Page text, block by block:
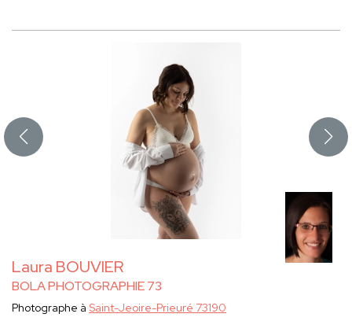
Laura BOUVIER
BOLA PHOTOGRAPHIE 73
Photographe à Saint-Jeoire-Prieuré 73190